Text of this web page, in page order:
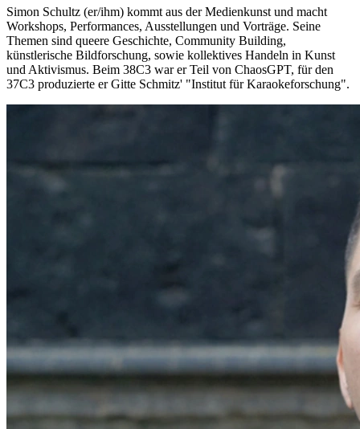
Simon Schultz (er/ihm) kommt aus der Medienkunst und macht
Workshops, Performances, Ausstellungen und Vorträge. Seine
Themen sind queere Geschichte, Community Building,
künstlerische Bildforschung, sowie kollektives Handeln in Kunst
und Aktivismus. Beim 38C3 war er Teil von ChaosGPT, für den
37C3 produzierte er Gitte Schmitz' "Institut für Karaokeforschung".